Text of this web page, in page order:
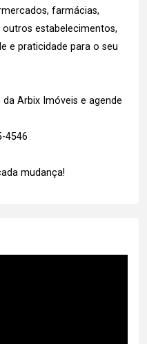
farmácias,
estabelecimentos,
e praticidade para o seu
Arbix Imóveis e agende
4546
mudança!